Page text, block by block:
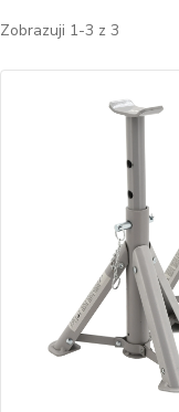
Zobrazuji 1-3 z 3